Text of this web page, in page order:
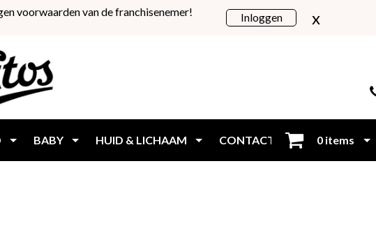
voorwaarden van de franchisenemer!
Inloggen x
BABY HUID & LICHAAM CONTACT Inloggen
0 items